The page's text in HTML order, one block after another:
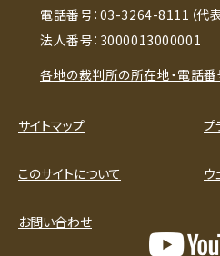
電話番号：03-3264-8111（代表
法人番号：3000013000001
各地の裁判所の所在地・電話
サイトマップ プ
このサイトについて ウ
お問い合わせ